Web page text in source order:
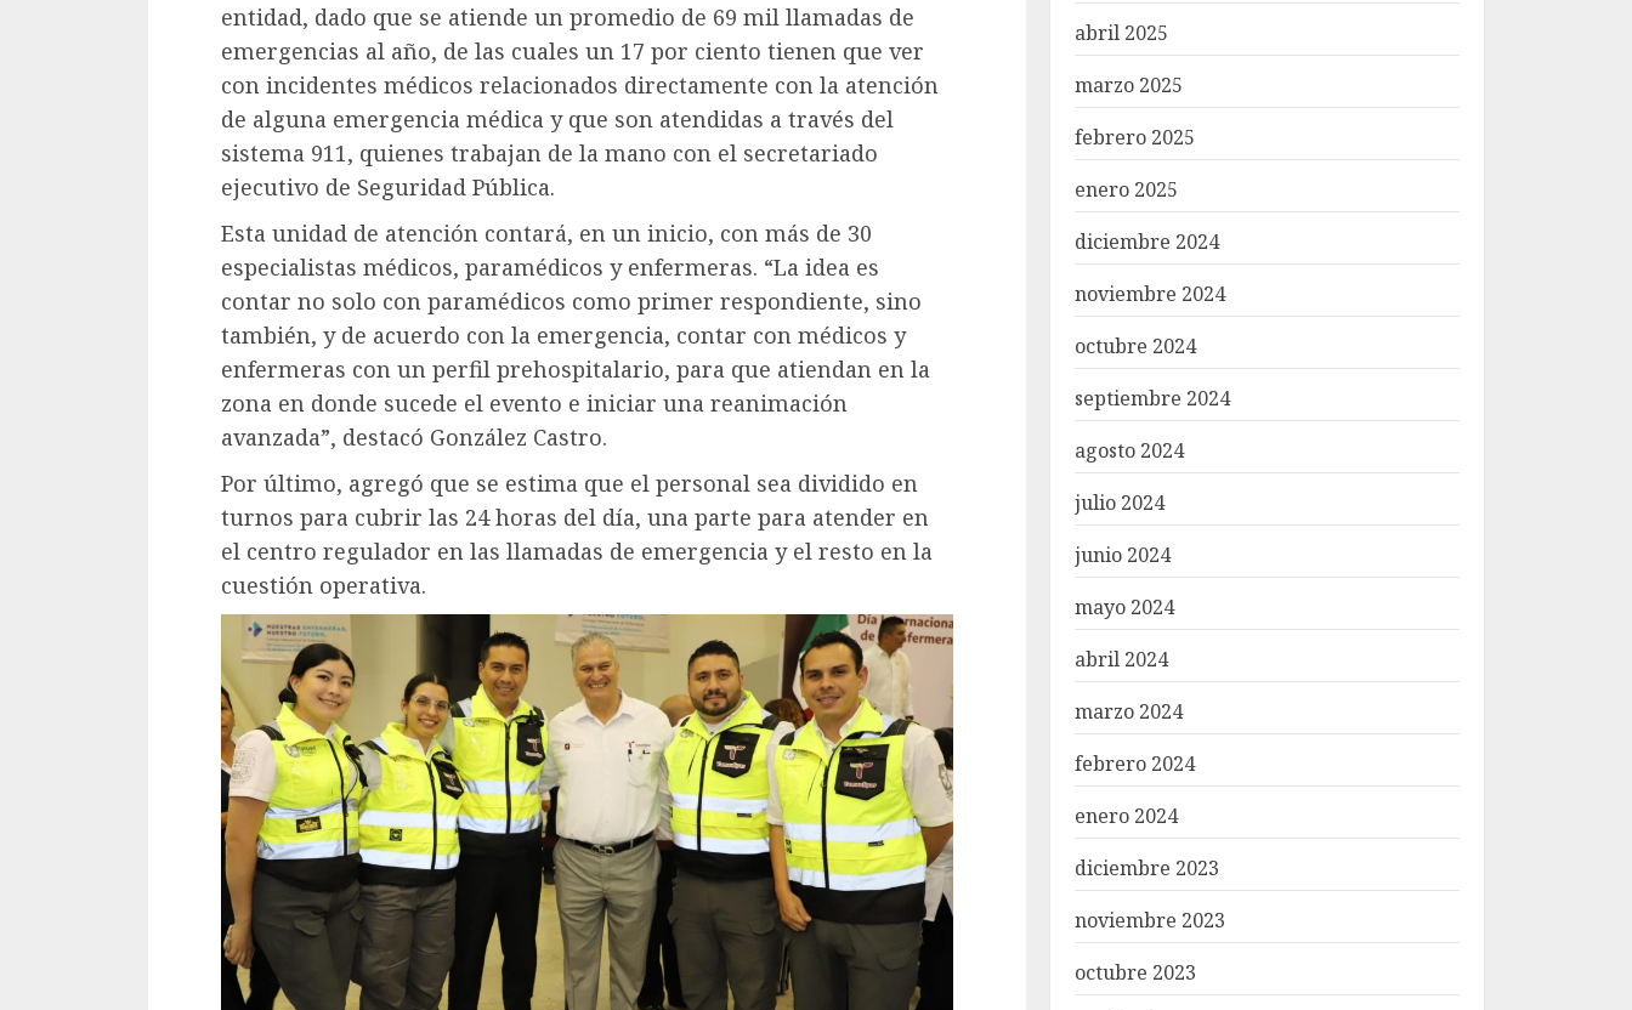
entidad, dado que se atiende un promedio de 69 mil llamadas de
emergencias al año, de las cuales un 17 por ciento tienen que ver
con incidentes médicos relacionados directamente con la atención
de alguna emergencia médica y que son atendidas a través del
sistema 911, quienes trabajan de la mano con el secretariado
ejecutivo de Seguridad Pública.
Esta unidad de atención contará, en un inicio, con más de 30
especialistas médicos, paramédicos y enfermeras. “La idea es
contar no solo con paramédicos como primer respondiente, sino
también, y de acuerdo con la emergencia, contar con médicos y
enfermeras con un perfil prehospitalario, para que atiendan en la
zona en donde sucede el evento e iniciar una reanimación
avanzada”, destacó González Castro.
Por último, agregó que se estima que el personal sea dividido en
turnos para cubrir las 24 horas del día, una parte para atender en
el centro regulador en las llamadas de emergencia y el resto en la
cuestión operativa.
abril 2025
marzo 2025
febrero 2025
enero 2025
diciembre 2024
noviembre 2024
octubre 2024
septiembre 2024
agosto 2024
julio 2024
junio 2024
mayo 2024
abril 2024
marzo 2024
febrero 2024
enero 2024
diciembre 2023
noviembre 2023
octubre 2023